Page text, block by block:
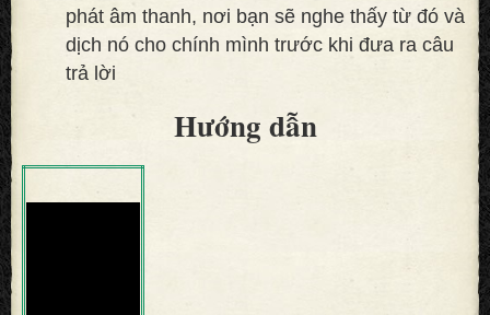
phát âm thanh, nơi bạn sẽ nghe thấy từ đó và
dịch nó cho chính mình trước khi đưa ra câu
trả lời
Hướng dẫn